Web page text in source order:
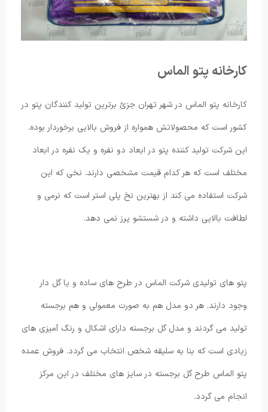
کارخانه پتو الماس
کارخانه پتو الماس در شهر تهران جزئ برترین تولید کنندگان پتو در
کشور است که محصولاتش همواره از فروش بالایی برخوردار بوده.
این شرکت تولید کننده پتو در ابعاد دو نفره و یک نفره در ابعاد
مختلف است که هر کدام قیمت مشخصی دارند. نخی که این
شرکت استفاده می کند از بهترین نخ پلی استر است که نرمی و
لطافت بالایی داشته و در شستشو پرز نمی دهد.
پتو های تولیدی شرکت الماس در طرح های ساده و یا گل دار
وجود دارند. هر دو مدل هم به صورت معمولی و هم برجسته
تولید می گردند و مدل گل برجسته دارای اشکال و رنگ آمیزی های
زیادی است که بنا به سلیقه شخص انتخاب می گردد. فروش عمده
پتو الماس طرح گل برجسته در سایز های مختلف در این مرکز
انجام می گردد.